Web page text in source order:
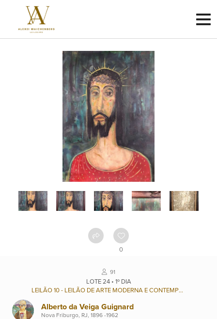
Faça
login
Home
Sobre
Como
funciona
Contato
catálogo
Leilões
0
91
LOTE 24 • 1º DIA
LEILÃO 10 - LEILÃO DE ARTE MODERNA E CONTEMPORÂNEA BRASILEIRA
Alberto da Veiga Guignard
Nova Friburgo, RJ, 1896 -1962